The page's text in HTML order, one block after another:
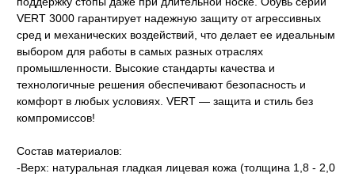
VERT 3000 гарантирует надежную защиту от агрессивных
сред и механических воздействий, что делает ее идеальным
выбором для работы в самых разных отраслях
промышленности. Высокие стандарты качества и
технологичные решения обеспечивают безопасность и
комфорт в любых условиях. VERT — защита и стиль без
компромиссов!
Состав материалов:
-Верх: натуральная гладкая лицевая кожа (толщина 1,8 - 2,0